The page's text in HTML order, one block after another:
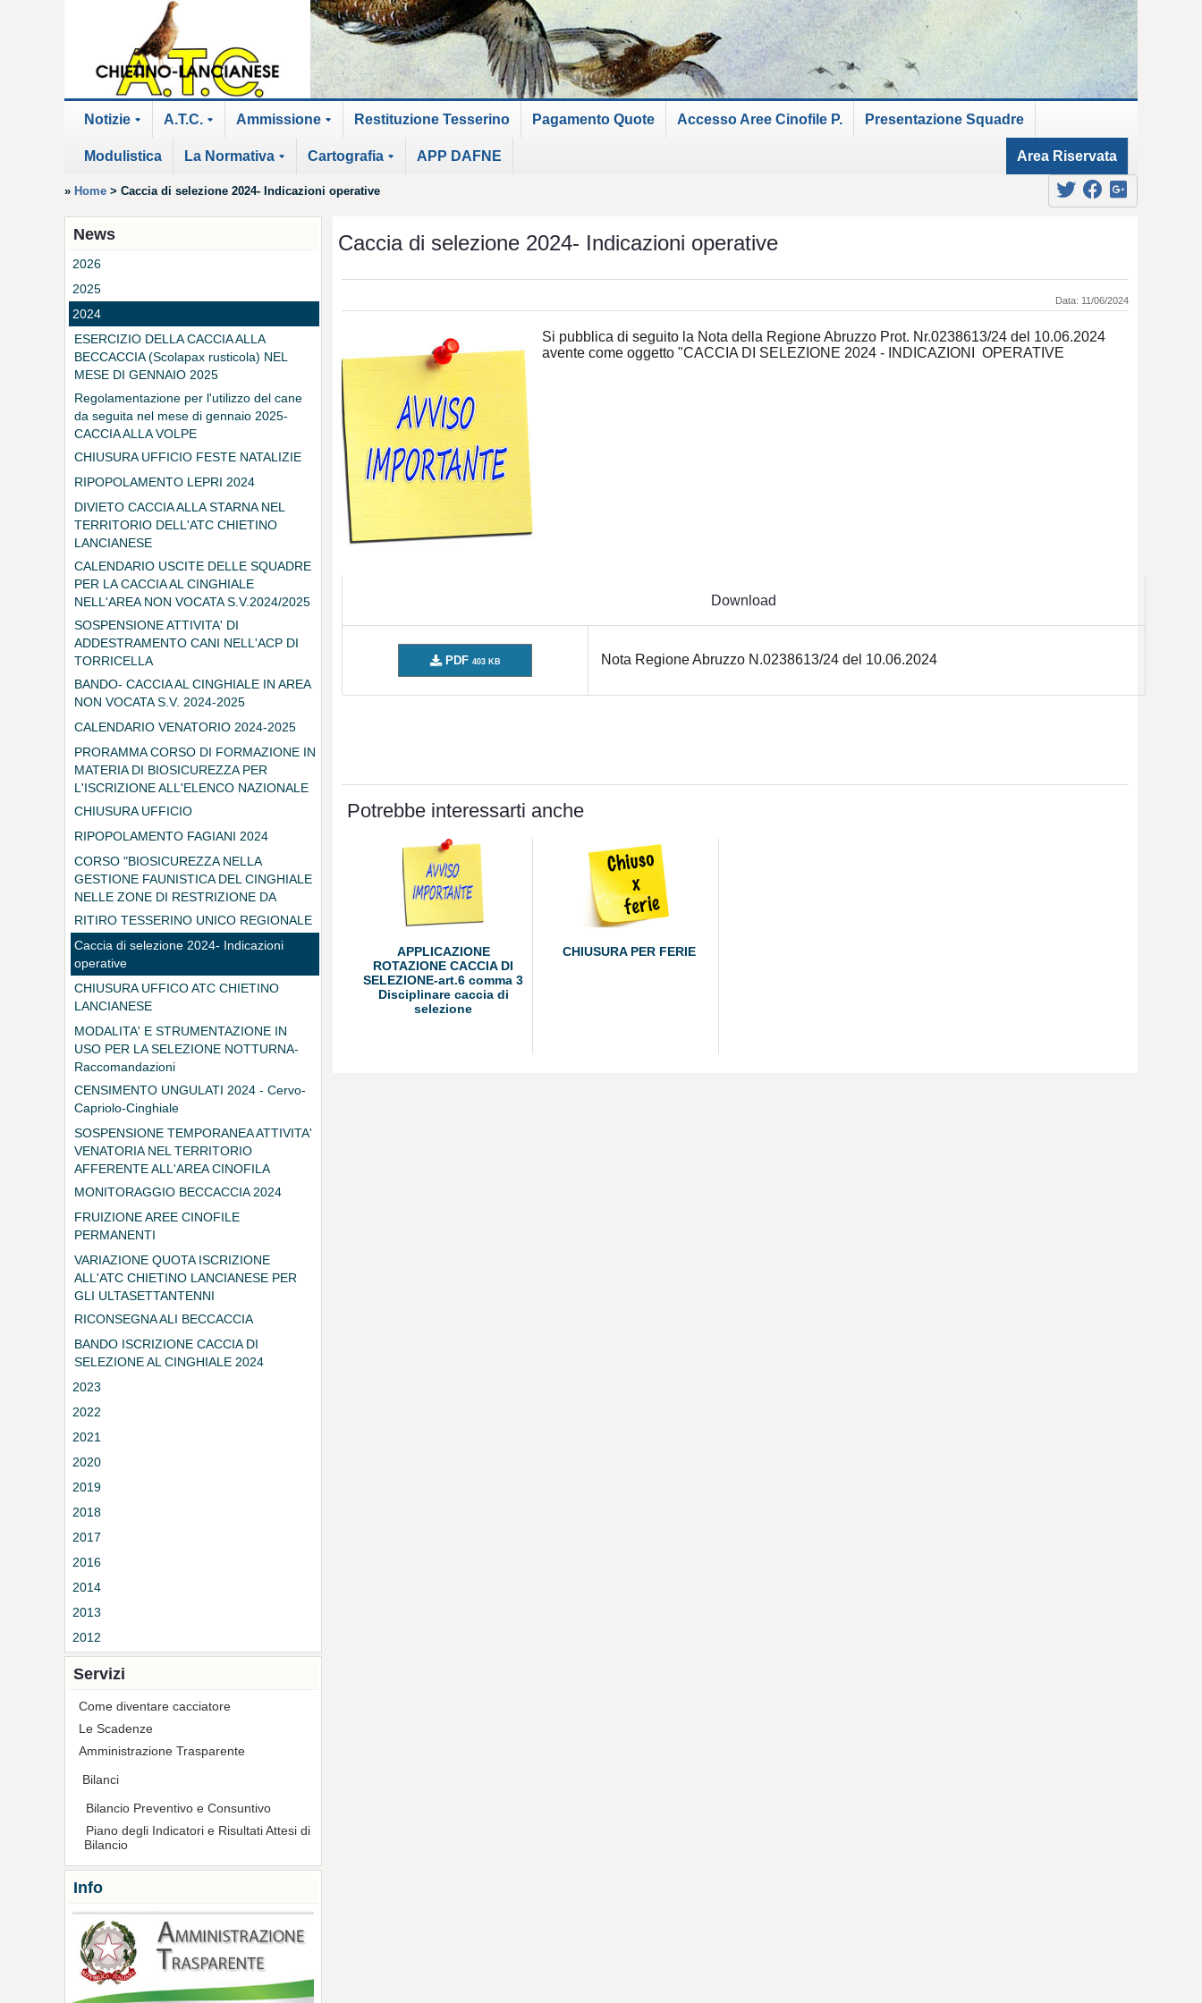
Notizie A.T.C. Ammissione Restituzione Tesserino Pagamento Quote Accesso Aree Cinofile P. Presentazione Squadre
Modulistica La Normativa Cartografia APP DAFNE Area Riservata
» Home > Caccia di selezione 2024- Indicazioni operative
Caccia di selezione 2024- Indicazioni operative
Data: 11/06/2024
Si pubblica di seguito la Nota della Regione Abruzzo Prot. Nr.0238613/24 del 10.06.2024
avente come oggetto "CACCIA DI SELEZIONE 2024 - INDICAZIONI OPERATIVE
Download
PDF 403 KB Nota Regione Abruzzo N.0238613/24 del 10.06.2024
Potrebbe interessarti anche
APPLICAZIONE
ROTAZIONE CACCIA DI
SELEZIONE-art.6 comma 3
Disciplinare caccia di
selezione
CHIUSURA PER FERIE
News
2026
2025
2024
ESERCIZIO DELLA CACCIA ALLA
BECCACCIA (Scolapax rusticola) NEL
MESE DI GENNAIO 2025
Regolamentazione per l'utilizzo del cane
da seguita nel mese di gennaio 2025-
CACCIA ALLA VOLPE
CHIUSURA UFFICIO FESTE NATALIZIE
RIPOPOLAMENTO LEPRI 2024
DIVIETO CACCIA ALLA STARNA NEL
TERRITORIO DELL'ATC CHIETINO
LANCIANESE
CALENDARIO USCITE DELLE SQUADRE
PER LA CACCIA AL CINGHIALE
NELL'AREA NON VOCATA S.V.2024/2025
SOSPENSIONE ATTIVITA' DI
ADDESTRAMENTO CANI NELL'ACP DI
TORRICELLA
BANDO- CACCIA AL CINGHIALE IN AREA
NON VOCATA S.V. 2024-2025
CALENDARIO VENATORIO 2024-2025
PRORAMMA CORSO DI FORMAZIONE IN
MATERIA DI BIOSICUREZZA PER
L'ISCRIZIONE ALL'ELENCO NAZIONALE
DEI BIOREGOLATORI
CHIUSURA UFFICIO
RIPOPOLAMENTO FAGIANI 2024
CORSO "BIOSICUREZZA NELLA
GESTIONE FAUNISTICA DEL CINGHIALE
NELLE ZONE DI RESTRIZIONE DA
PESTE SUINA AFRICANA"
RITIRO TESSERINO UNICO REGIONALE
Caccia di selezione 2024- Indicazioni
operative
CHIUSURA UFFICO ATC CHIETINO
LANCIANESE
MODALITA' E STRUMENTAZIONE IN
USO PER LA SELEZIONE NOTTURNA-
Raccomandazioni
CENSIMENTO UNGULATI 2024 - Cervo-
Capriolo-Cinghiale
SOSPENSIONE TEMPORANEA ATTIVITA'
VENATORIA NEL TERRITORIO
AFFERENTE ALL'AREA CINOFILA
TEMPORANEA NEL COMUNE DI RAPINO
MONITORAGGIO BECCACCIA 2024
FRUIZIONE AREE CINOFILE
PERMANENTI
VARIAZIONE QUOTA ISCRIZIONE
ALL'ATC CHIETINO LANCIANESE PER
GLI ULTASETTANTENNI
RICONSEGNA ALI BECCACCIA
BANDO ISCRIZIONE CACCIA DI
SELEZIONE AL CINGHIALE 2024
2023
2022
2021
2020
2019
2018
2017
2016
2014
2013
2012
Servizi
Come diventare cacciatore
Le Scadenze
Amministrazione Trasparente
Bilanci
Bilancio Preventivo e Consuntivo
Piano degli Indicatori e Risultati Attesi di
Bilancio
Info